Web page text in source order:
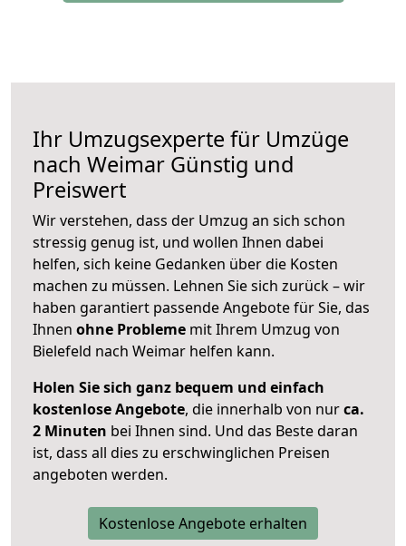
Ihr Umzugsexperte für Umzüge
nach Weimar Günstig und
Preiswert
Wir verstehen, dass der Umzug an sich schon
stressig genug ist, und wollen Ihnen dabei
helfen, sich keine Gedanken über die Kosten
machen zu müssen. Lehnen Sie sich zurück – wir
haben garantiert passende Angebote für Sie, das
Ihnen ohne Probleme mit Ihrem Umzug von
Bielefeld nach Weimar helfen kann.
Holen Sie sich ganz bequem und einfach
kostenlose Angebote, die innerhalb von nurca.
2 Minuten bei Ihnen sind. Und das Beste daran
ist, dass all dies zu erschwinglichen Preisen
angeboten werden.
Kostenlose Angebote erhalten